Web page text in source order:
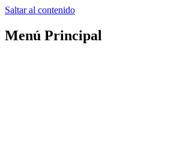
Saltar al contenido
Menú Principal